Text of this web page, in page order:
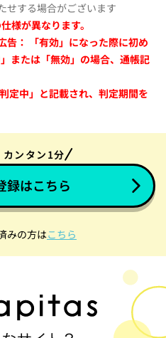
せする場合がございます
様が異なります。
告： 「有効」になった際に初め
または「無効」の場合、通帳記
定中」と記載され、判定期間を
ンタン1分
録はこちら
みの方はこちら